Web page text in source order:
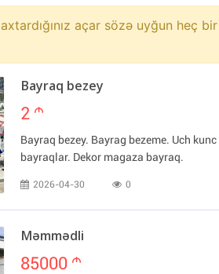
açar sözə uyğun heç
Bayraq bezey
2 m
Bayraq bezey. Bayrag bezeme. Uch
bayraqlar. Dekor magaza bayraq.
2026-04-30 0
Məmmədli
85000 m